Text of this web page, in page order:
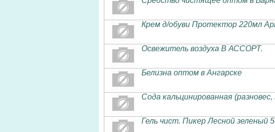
Крем д/обуви Протектор 220мл
Освежитель воздуха В АССОРТ.
Белизна оптом в Ангарске
Сода кальцинированная
Гель чист. Пикер Лесной зеленый